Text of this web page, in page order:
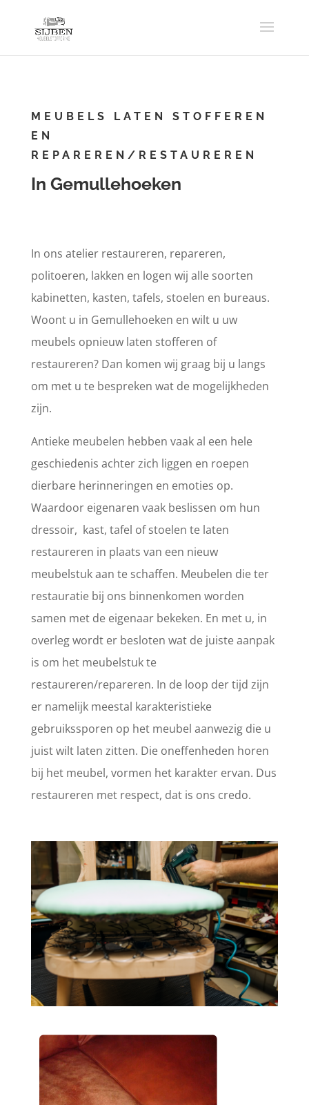
MEUBELS LATEN STOFFEREN
EN
REPAREREN/RESTAUREREN
In Gemullehoeken
In ons atelier restaureren, repareren,
politoeren, lakken en logen wij alle soorten
kabinetten, kasten, tafels, stoelen en bureaus.
Woont u in Gemullehoeken en wilt u uw
meubels opnieuw laten stofferen of
restaureren? Dan komen wij graag bij u langs
om met u te bespreken wat de mogelijkheden
zijn.
Antieke meubelen hebben vaak al een hele
geschiedenis achter zich liggen en roepen
dierbare herinneringen en emoties op.
Waardoor eigenaren vaak beslissen om hun
dressoir, kast, tafel of stoelen te laten
restaureren in plaats van een nieuw
meubelstuk aan te schaffen. Meubelen die ter
restauratie bij ons binnenkomen worden
samen met de eigenaar bekeken. En met u, in
overleg wordt er besloten wat de juiste aanpak
is om het meubelstuk te
restaureren/repareren. In de loop der tijd zijn
er namelijk meestal karakteristieke
gebruikssporen op het meubel aanwezig die u
juist wilt laten zitten. Die oneffenheden horen
bij het meubel, vormen het karakter ervan. Dus
restaureren met respect, dat is ons credo.